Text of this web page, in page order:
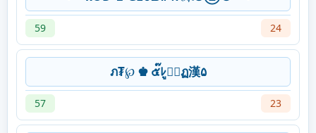
59 24
ภ₮℘ ♚ ๕๊ﾚู⊕์ฏ漢۵
57 23